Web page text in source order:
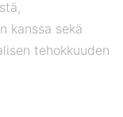
kanssa sekä
tehokkuuden